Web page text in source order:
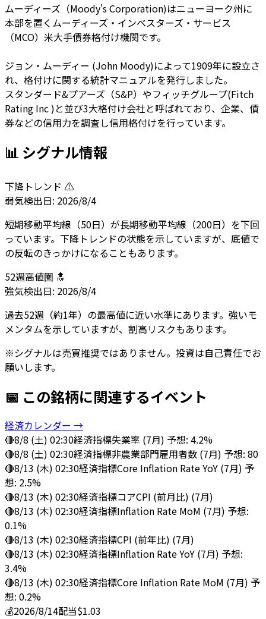
ムーディーズ（Moody's Corporation)はニューヨーク州に
本部を置くムーディーズ・インベスターズ・サービス
（MCO）米大手債券格付け機関です。
ジョン・ムーディー (John Moody)によって1909年に設立さ
れ、格付けに関する統計マニュアルを発行しました。
スタンダード&プアーズ（S&P）やフィッチグループ(Fitch
Rating Inc )と並び3大格付け会社と呼ばれており、企業、債
券などの信用力を調査し信用格付けを行っています。
📊 シグナル情報
下降トレンド ⚠️
弱気検出日: 2026/8/4
短期移動平均線（50日）が長期移動平均線（200日）を下回
っています。下降トレンドの状態を示していますが、底値で
の反転のきっかけになることもあります。
52週高値圏 🔝
強気検出日: 2026/8/4
過去52週（約1年）の最高値に近い水準にあります。強いモ
メンタムを示していますが、割高リスクもあります。
※シグナルは売買推奨ではありません。投資は自己責任でお
願いします。
📅 この銘柄に関連するイベント
経済カレンダー →
🔴8/8 (土) 02:30経済指標失業率 (7月) 予想: 4.2%
🔴8/8 (土) 02:30経済指標非農業部門雇用者数 (7月) 予想: 80
🔴8/13 (木) 02:30経済指標Core Inflation Rate YoY (7月) 予
想: 2.5%
🔴8/13 (木) 02:30経済指標コアCPI (前月比) (7月)
🔴8/13 (木) 02:30経済指標Inflation Rate MoM (7月) 予想:
0.1%
🔴8/13 (木) 02:30経済指標CPI (前年比) (7月)
🔴8/13 (木) 02:30経済指標Inflation Rate YoY (7月) 予想:
3.4%
🔴8/13 (木) 02:30経済指標Core Inflation Rate MoM (7月) 予
想: 0.2%
💰2026/8/14配当$1.03